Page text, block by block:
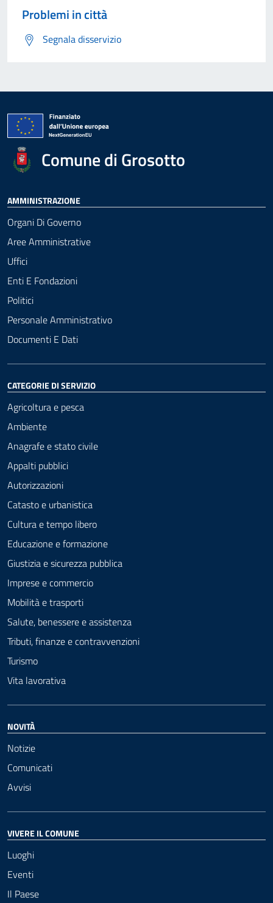
Problemi in città
Segnala disservizio
Comune di Grosotto
AMMINISTRAZIONE
Organi Di Governo
Aree Amministrative
Uffici
Enti E Fondazioni
Politici
Personale Amministrativo
Documenti E Dati
CATEGORIE DI SERVIZIO
Agricoltura e pesca
Ambiente
Anagrafe e stato civile
Appalti pubblici
Autorizzazioni
Catasto e urbanistica
Cultura e tempo libero
Educazione e formazione
Giustizia e sicurezza pubblica
Imprese e commercio
Mobilità e trasporti
Salute, benessere e assistenza
Tributi, finanze e contravvenzioni
Turismo
Vita lavorativa
NOVITÀ
Notizie
Comunicati
Avvisi
VIVERE IL COMUNE
Luoghi
Eventi
Il Paese